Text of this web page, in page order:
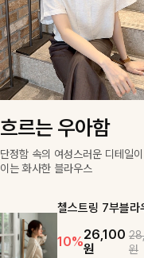
흐르는 우아함
단정함 속의 여성스러운 디테일
이는 화사한 블라우스
첼스트링 7부블라
10%26,100
원
원